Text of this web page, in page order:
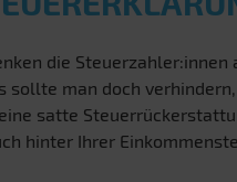
die
sollte man doch
satte
hinter Ihrer